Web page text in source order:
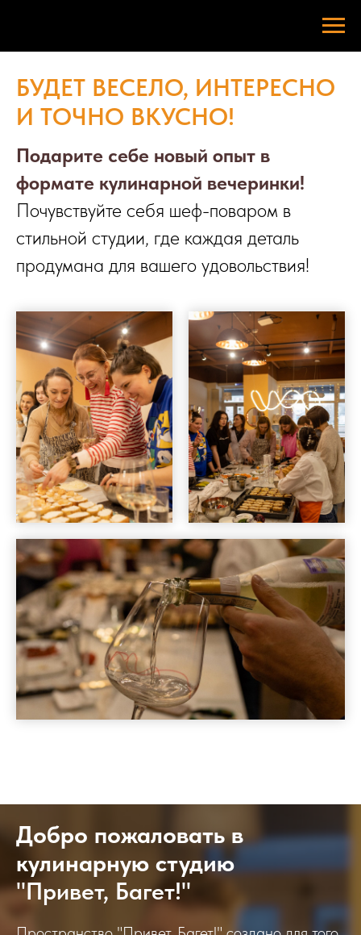
БУДЕТ ВЕСЕЛО, ИНТЕРЕСНО
И ТОЧНО ВКУСНО!
Подарите себе новый опыт в
формате кулинарной вечеринки!
Почувствуйте себя шеф-поваром в
стильной студии, где каждая деталь
продумана для вашего удовольствия!
Добро пожаловать в
кулинарную студию
"Привет, Багет!"